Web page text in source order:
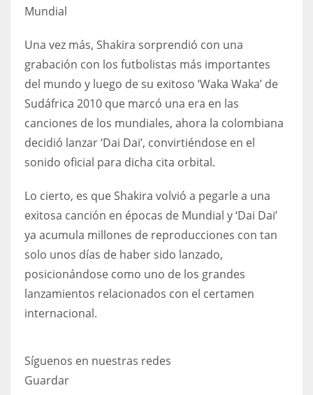
Mundial
Una vez más, Shakira sorprendió con una
grabación con los futbolistas más importantes
del mundo y luego de su exitoso ‘Waka Waka’ de
Sudáfrica 2010 que marcó una era en las
canciones de los mundiales, ahora la colombiana
decidió lanzar ‘Dai Dai’, convirtiéndose en el
sonido oficial para dicha cita orbital.
Lo cierto, es que Shakira volvió a pegarle a una
exitosa canción en épocas de Mundial y ‘Dai Dai’
ya acumula millones de reproducciones con tan
solo unos días de haber sido lanzado,
posicionándose como uno de los grandes
lanzamientos relacionados con el certamen
internacional.
Síguenos en nuestras redes
Guardar